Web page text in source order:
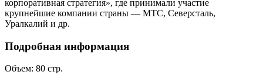
корпоративная стратегия», где принимали участие
крупнейшие компании страны — МТС, Северсталь,
Уралкалий и др.
Подробная информация
Объем: 80 стр.